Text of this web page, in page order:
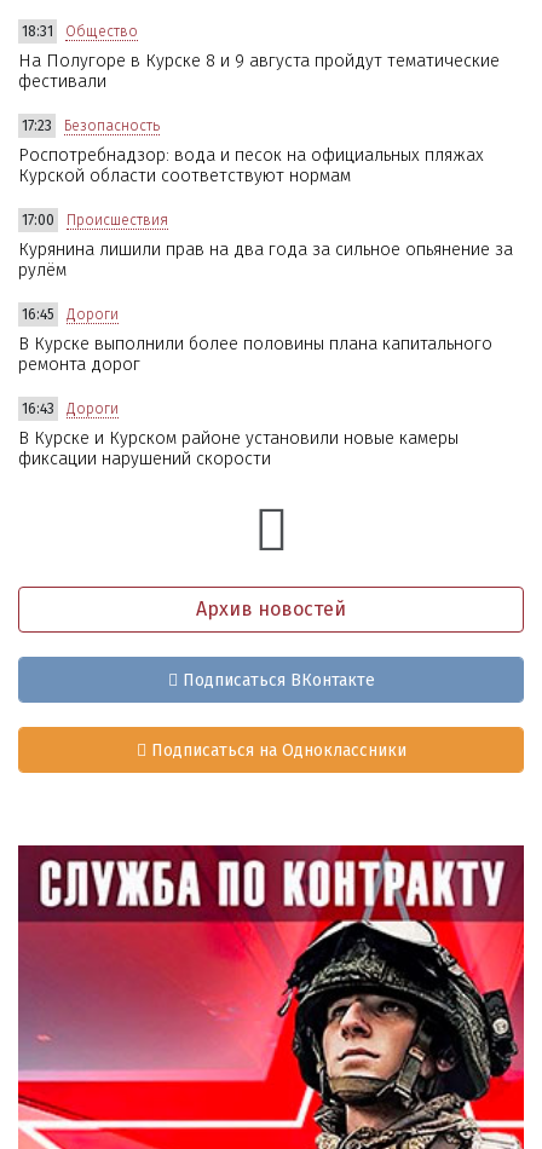
18:31 Общество
На Полугоре в Курске 8 и 9 августа пройдут тематические
фестивали
17:23 Безопасность
Роспотребнадзор: вода и песок на официальных пляжах
Курской области соответствуют нормам
17:00 Происшествия
Курянина лишили прав на два года за сильное опьянение за
рулём
16:45 Дороги
В Курске выполнили более половины плана капитального
ремонта дорог
16:43 Дороги
В Курске и Курском районе установили новые камеры
фиксации нарушений скорости
Архив новостей
Подписаться ВКонтакте
Подписаться на Одноклассники